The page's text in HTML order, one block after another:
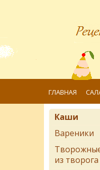
ГЛАВНАЯ
Каши
Вареники
из творога